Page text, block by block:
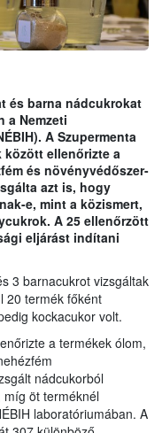
és barna nádcukrokat
a Nemzeti
A Szupermenta
között ellenőrizte a
és növényvédőszer-
azt is, hogy
e, mint a közismert,
A 25 ellenőrzött
eljárást indítani
3 barnacukrot vizsgáltak
20 termék főként
kockacukor volt.
a termékek ólom,
nádcukorból
míg öt terméknél
laboratóriumában. A